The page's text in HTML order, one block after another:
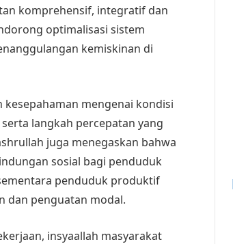
komprehensif, integratif dan
optimalisasi sistem
kemiskinan di
mengenai kondisi
langkah percepatan yang
juga menegaskan bahwa
sosial bagi penduduk
penduduk produktif
dan penguatan modal.
insyaallah masyarakat